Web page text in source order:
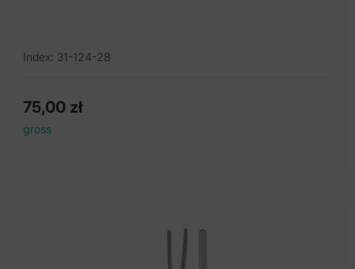
Index: 31-124-28
75,00 zł
gross